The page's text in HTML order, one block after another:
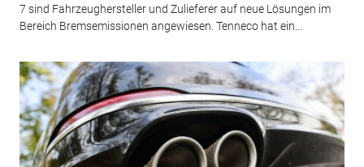
7 sind Fahrzeughersteller und Zulieferer auf neue Lösungen im
Bereich Bremsemissionen angewiesen. Tenneco hat ein...